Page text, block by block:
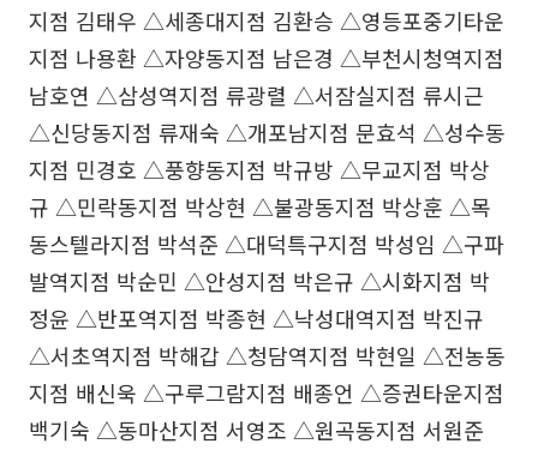
지점 김태우 △세종대지점 김환승 △영등포중기타운
지점 나용환 △자양동지점 남은경 △부천시청역지점
남호연 △삼성역지점 류광렬 △서잠실지점 류시근
△신당동지점 류재숙 △개포남지점 문효석 △성수동
지점 민경호 △풍향동지점 박규방 △무교지점 박상
규 △민락동지점 박상현 △불광동지점 박상훈 △목
동스텔라지점 박석준 △대덕특구지점 박성임 △구파
발역지점 박순민 △안성지점 박은규 △시화지점 박
정윤 △반포역지점 박종현 △낙성대역지점 박진규
△서초역지점 박해갑 △청담역지점 박현일 △전농동
지점 배신욱 △구루그람지점 배종언 △증권타운지점
백기숙 △동마산지점 서영조 △원곡동지점 서원준